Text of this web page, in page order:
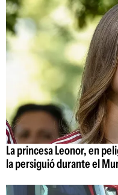
La princesa Leonor, en
la persiguió durante el